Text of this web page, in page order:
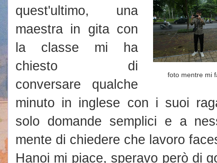
foto mentre mi
quest'ultimo, una
maestra in gita con
la classe mi ha
chiesto di
conversare qualche
minuto in inglese con i suoi
solo domande semplici e a
mente di chiedere che lavoro
Hanoi mi piace, speravo però di